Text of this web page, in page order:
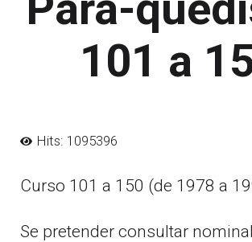
101 a
Hits: 1095396
Curso 101 a 150 (de 1978 a
Se pretender consultar